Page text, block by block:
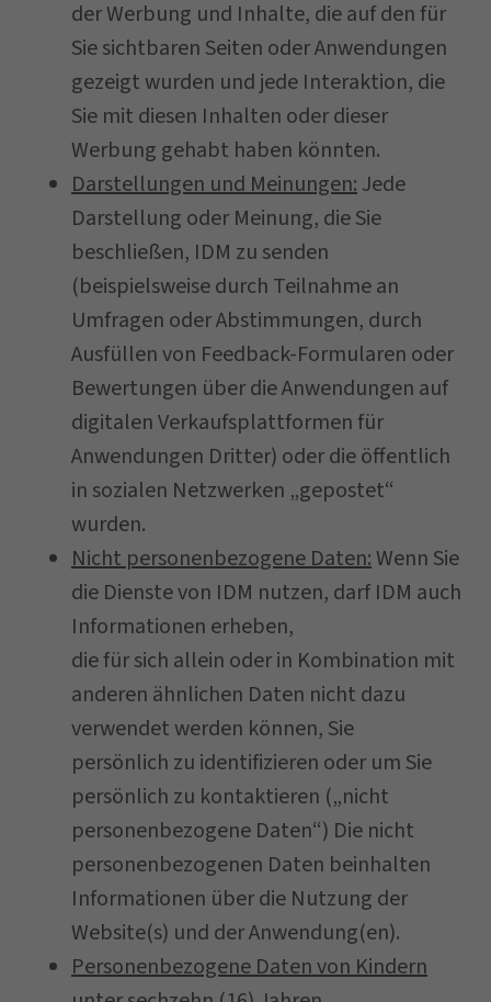
der Werbung und Inhalte, die auf den für
Sie sichtbaren Seiten oder Anwendungen
gezeigt wurden und jede Interaktion, die
Sie mit diesen Inhalten oder dieser
Werbung gehabt haben könnten.
Darstellungen und Meinungen:Jede
Darstellung oder Meinung, die Sie
beschließen, IDM zu senden
(beispielsweise durch Teilnahme an
Umfragen oder Abstimmungen, durch
Ausfüllen von Feedback-Formularen oder
Bewertungen über die Anwendungen auf
digitalen Verkaufsplattformen für
Anwendungen Dritter) oder die öffentlich
in sozialen Netzwerken „gepostet“
wurden.
Nicht personenbezogene Daten:Wenn Sie
die Dienste von IDM nutzen, darf IDM auch
Informationen erheben,
die für sich allein oder in Kombination mit
anderen ähnlichen Daten nicht dazu
verwendet werden können, Sie
persönlich zu identifizieren oder um Sie
persönlich zu kontaktieren („nicht
personenbezogene Daten“) Die nicht
personenbezogenen Daten beinhalten
Informationen über die Nutzung der
Website(s) und der Anwendung(en).
Personenbezogene Daten von Kindern